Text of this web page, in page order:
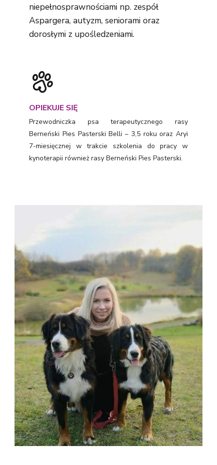
niepełnosprawnościami np. zespół
Aspargera, autyzm, seniorami oraz
dorosłymi z upośledzeniami.
OPIEKUJE SIĘ
Przewodniczka psa terapeutycznego rasy
Berneński Pies Pasterski Belli – 3,5 roku oraz Aryi
7-miesięcznej w trakcie szkolenia do pracy w
kynoterapii również rasy Berneński Pies Pasterski.